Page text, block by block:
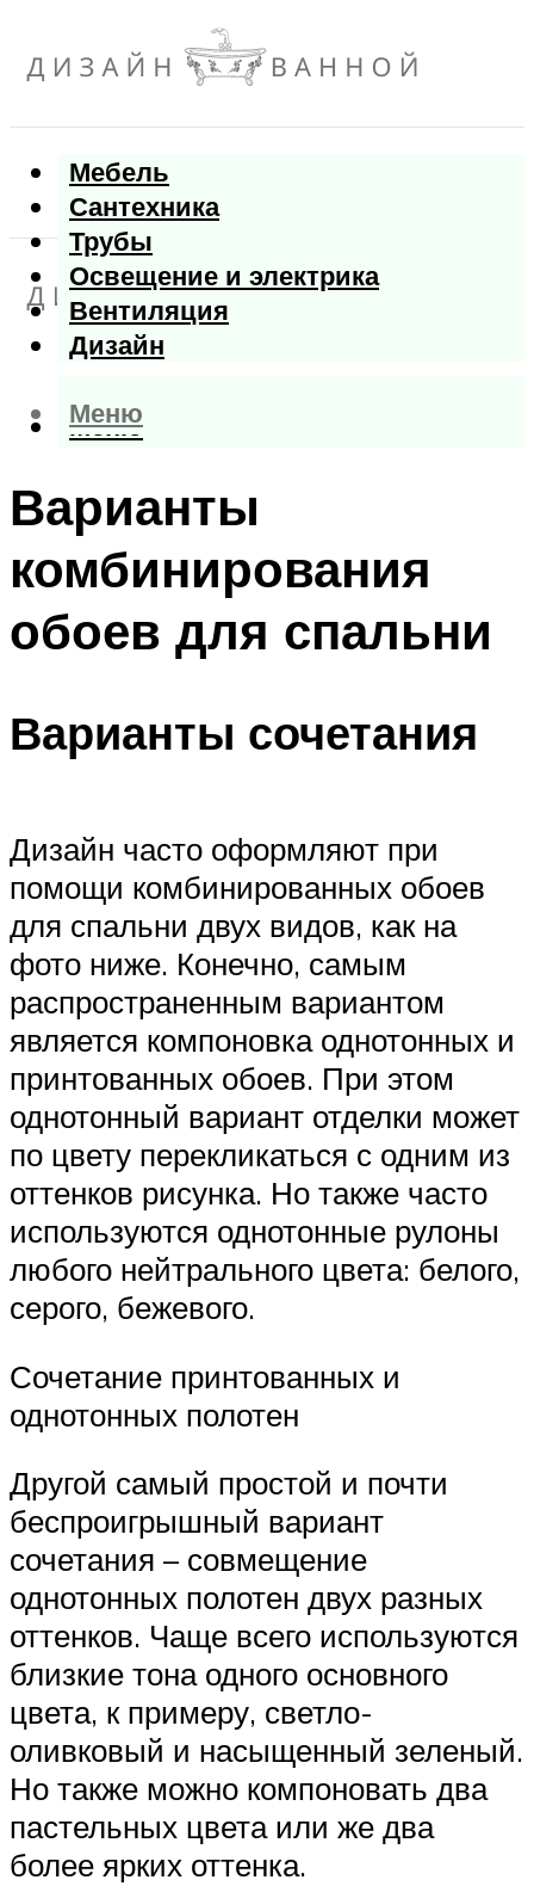
Мебель
Сантехника
Трубы
Освещение и электрика
Вентиляция
Дизайн
Меню
Меню
Варианты
комбинирования
обоев для спальни
Варианты сочетания
Дизайн часто оформляют при
помощи комбинированных обоев
для спальни двух видов, как на
фото ниже. Конечно, самым
распространенным вариантом
является компоновка однотонных и
принтованных обоев. При этом
однотонный вариант отделки может
по цвету перекликаться с одним из
оттенков рисунка. Но также часто
используются однотонные рулоны
любого нейтрального цвета: белого,
серого, бежевого.
Сочетание принтованных и
однотонных полотен
Другой самый простой и почти
беспроигрышный вариант
сочетания – совмещение
однотонных полотен двух разных
оттенков. Чаще всего используются
близкие тона одного основного
цвета, к примеру, светло-
оливковый и насыщенный зеленый.
Но также можно компоновать два
пастельных цвета или же два
более ярких оттенка.